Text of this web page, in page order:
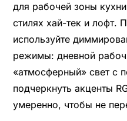
для рабочей зоны
стилях хай-тек и лофт.
используйте
режимы: дневной
«атмосферный» свет с
подчеркнуть акценты
умеренно, чтобы не